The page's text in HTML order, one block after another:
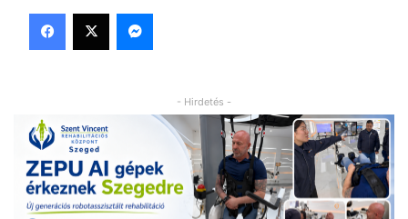
Facebook
X Messenger
- Hirdetés -